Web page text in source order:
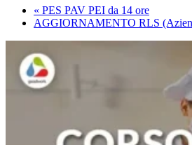
« PES PAV PEI da 14 ore
AGGIORNAMENTO RLS